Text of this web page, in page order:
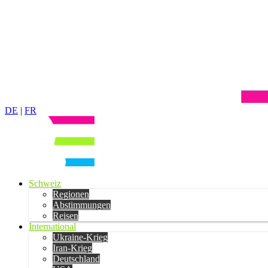
DE | FR
Schweiz
Regionen
Abstimmungen
Reisen
International
Ukraine-Krieg
Iran-Krieg
Deutschland